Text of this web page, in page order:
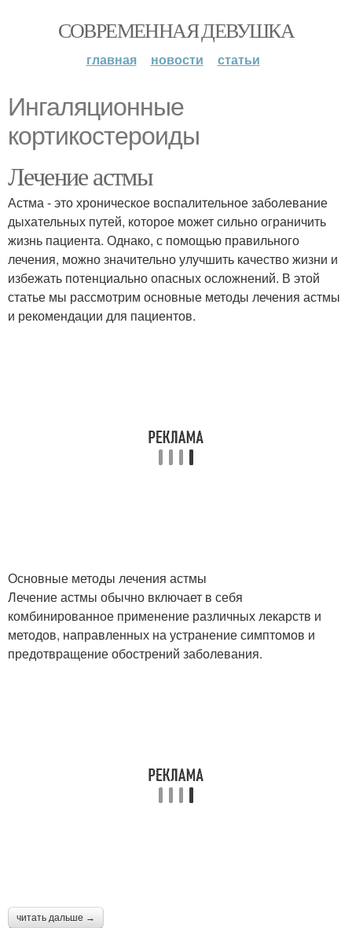
СОВРЕМЕННАЯ ДЕВУШКА
главная новости статьи
Ингаляционные
кортикостероиды
Лечение астмы
Астма - это хроническое воспалительное заболевание
дыхательных путей, которое может сильно ограничить
жизнь пациента. Однако, с помощью правильного
лечения, можно значительно улучшить качество жизни и
избежать потенциально опасных осложнений. В этой
статье мы рассмотрим основные методы лечения астмы
и рекомендации для пациентов.
Основные методы лечения астмы
Лечение астмы обычно включает в себя
комбинированное применение различных лекарств и
методов, направленных на устранение симптомов и
предотвращение обострений заболевания.
читать дальше →